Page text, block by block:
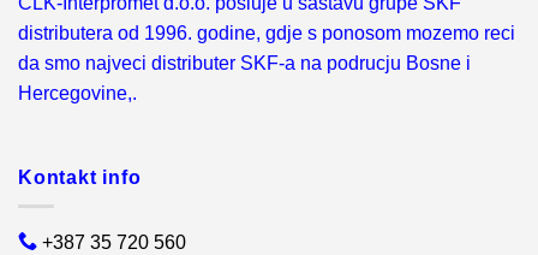
distributera od 1996. godine, gdje s ponosom mozemo reci
da smo najveci distributer SKF-a na podrucju Bosne i
Hercegovine,.
Kontakt info
+387 35 720 560